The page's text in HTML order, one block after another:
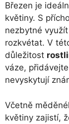
Březen je
květiny. S
nezbytné
rozkvétat. V
důležitost
váze,
nevyskytují
Včetně
květiny zajistí,